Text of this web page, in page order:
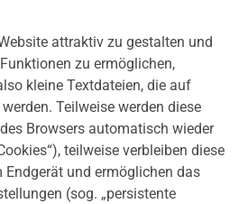
attraktiv zu gestalten und
zu ermöglichen,
kleine Textdateien, die auf
Teilweise werden diese
Browsers automatisch wieder
teilweise verbleiben diese
Endgerät und ermöglichen das
(sog. „persistente